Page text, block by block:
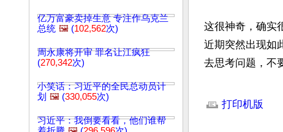
亿万富豪卖掉生意 专注作乌克兰
总统 🖼️ (102,562次)
周永康将开审 罪名让江疯狂
(270,342次)
小笑话：习近平的全民总动员计
划 🖼️ (330,055次)
习近平：我倒要看看，他们谁帮
这很神奇，确实
近期突然出现如
去思考问题，不
打印机版